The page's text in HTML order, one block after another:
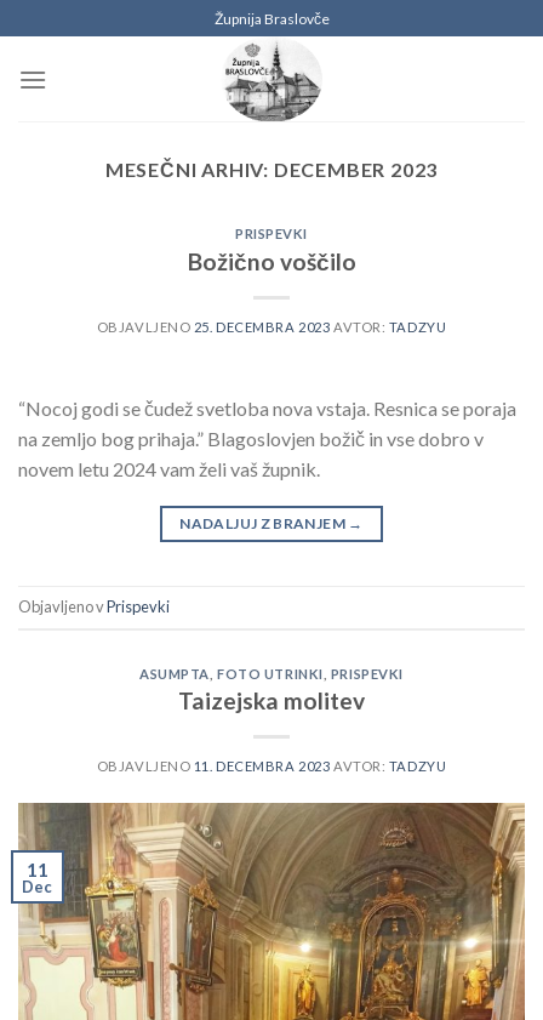
na
vsebino
Župnija Braslovče
MESEČNI ARHIV: DECEMBER 2023
PRISPEVKI
Božično voščilo
OBJAVLJENO 25. DECEMBRA 2023 AVTOR: TADZYU
“Nocoj godi se čudež svetloba nova vstaja. Resnica se poraja
na zemljo bog prihaja.” Blagoslovjen božič in vse dobro v
novem letu 2024 vam želi vaš župnik.
NADALJUJ Z BRANJEM →
Objavljeno vPrispevki
ASUMPTA ,FOTO UTRINKI PRISPEVKI
Taizejska molitev
OBJAVLJENO 11. DECEMBRA 2023 AVTOR: TADZYU
11
Dec